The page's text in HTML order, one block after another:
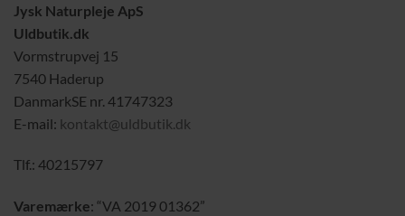
Jysk Naturpleje ApS
Uldbutik.dk
Vormstrupvej 15
7540 Haderup
DanmarkSE nr. 41747323
E-mail: kontakt@uldbutik.dk
Tlf.: 40215797
Varemærke: “VA 2019 01362”